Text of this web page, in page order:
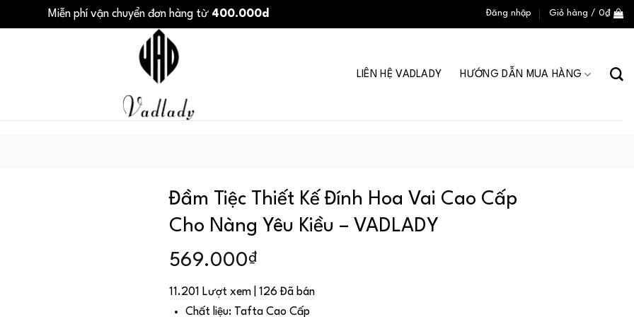
Miễn phí vận chuyển đơn hàng từ 400.000d Đăng nhập Giỏ hàng / 0₫
LIÊN HỆ VADLADY HƯỚNG DẪN MUA HÀNG
Đầm Tiệc Thiết Kế Đính Hoa Vai Cao Cấp
Cho Nàng Yêu Kiều – VADLADY
569.000₫
11.201 Lượt xem | 126 Đã bán
Chất liệu: Tafta Cao Cấp